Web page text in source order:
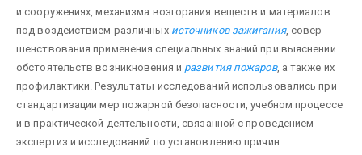
и сооружениях, механизма возгорания веществ и материалов
под воздействием различных источников зажигания, совер­
шенствования применения специальных знаний при выяснении
обстоятельств возникновения и развития пожаров, а также их
профилактики. Результаты исследований использовались при
стандартизации мер пожарной безопасности, учебном процессе
и в практической деятельности, связанной с проведением
экспертиз и исследований по установлению причин